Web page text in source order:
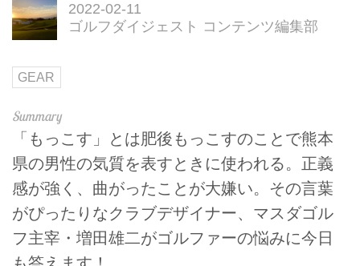
2022-02-11
ゴルフダイジェスト コンテンツ編集部
GEAR
「もっこす」とは肥後もっこすのことで熊本
県の男性の気質を表すときに使われる。正義
感が強く、曲がったことが大嫌い。その言葉
がぴったりなクラブデザイナー、マスダゴル
フ主宰・増田雄二がゴルファーの悩みに今日
も答えます！